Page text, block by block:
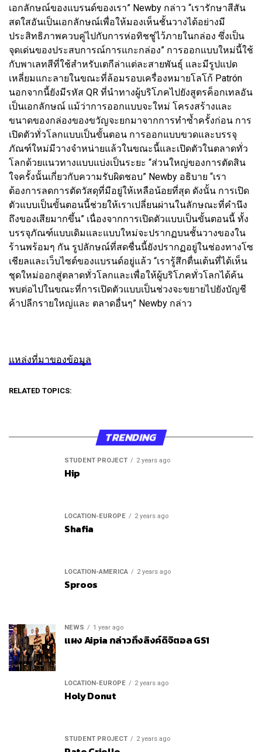
เอกลักษณ์ของแบรนด์ของเรา” Newby กล่าว “เรารักษาสีสัน
สดใสอันเป็นเอกลักษณ์เพื่อให้มองเห็นชั้นวางได้อย่างมี
ประสิทธิภาพควบคู่ไปกับการห่อทิชชู่ไว้ภายในกล่อง ซึ่งเป็น
จุดเด่นของประสบการณ์การแกะกล่อง” การออกแบบใหม่นี้ใช้
กับพาเลทสีที่ใช้สำหรับเตกีล่าแต่ละสายพันธุ์ และมีรูปแปด
เหลี่ยมแกะลายในขณะที่ล้อมรอบเครื่องหมายโลโก้ Patrón
นอกจากนี้ยังมีรหัส QR ที่นำทางผู้บริโภคไปยังสูตรค็อกเทลอัน
เป็นเอกลักษณ์ แม้ว่าการออกแบบจะใหม่ โครงสร้างและ
ขนาดของกล่องของขวัญจะยกมาจากการทำซ้ำครั้งก่อน การ
เปิดตัวทั่วโลกแบบเป็นขั้นตอน การออกแบบขวดและบรรจุ
ภัณฑ์ใหม่มีวางจำหน่ายแล้วในขณะนี้และเปิดตัวในตลาดทั่ว
โลกด้วยแนวทางแบบแบ่งเป็นระยะ “ส่วนใหญ่ของการตัดสิน
ใจครั้งนั้นเกี่ยวกับความรับผิดชอบ” Newby อธิบาย “เรา
ต้องการลดการตัดวัสดุที่มีอยู่ให้เหลือน้อยที่สุด ดังนั้น การเปิด
ตัวแบบเป็นขั้นตอนนี้ช่วยให้เราเปลี่ยนผ่านในลักษณะที่คำนึง
ถึงของเสียมากขึ้น” เนื่องจากการเปิดตัวแบบเป็นขั้นตอนนี้ ทั้ง
บรรจุภัณฑ์แบบเดิมและแบบใหม่จะปรากฏบนชั้นวางของใน
ร้านพร้อมๆ กัน รูปลักษณ์ที่สดชื่นนี้ยังปรากฏอยู่ในช่องทางโซ
เชียลและเว็บไซต์ของแบรนด์อยู่แล้ว “เรารู้สึกตื่นเต้นที่ได้เห็น
ชุดใหม่ออกสู่ตลาดทั่วโลกและเพื่อให้ผู้บริโภคทั่วโลกได้ค้น
พบต่อไปในขณะที่การเปิดตัวแบบเป็นช่วงจะขยายไปยังบัญชี
ค้าปลีกรายใหญ่และ ตลาดอื่นๆ” Newby กล่าว
แหล่งที่มาของข้อมูล
RELATED TOPICS:
TRENDING
STUDENT PROJECT 2 years ago
Hip
LOCATION-EUROPE 2 years ago
Shafia
LOCATION-AMERICA 2 years ago
Sproos
NEWS 1 year ago
แผง Aipia กล่าวถึงลิงค์ดิจิตอล GS1
LOCATION-EUROPE 2 years ago
Holy Donut
STUDENT PROJECT 2 years ago